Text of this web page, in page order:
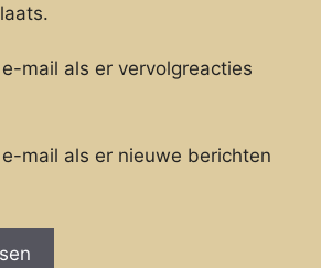
mail als er vervolgreacties
mail als er nieuwe berichten